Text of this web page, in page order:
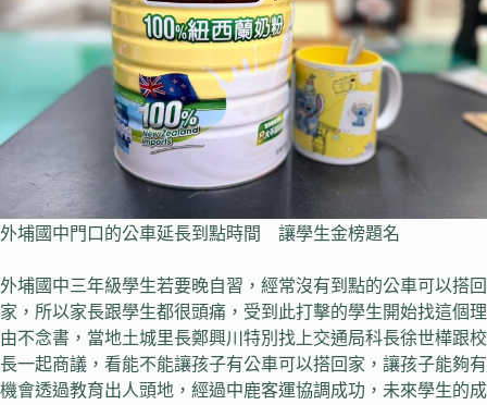
外埔國中門口的公車延長到點時間 讓學生金榜題名
外埔國中三年級學生若要晚自習，經常沒有到點的公車可以搭回
家，所以家長跟學生都很頭痛，受到此打擊的學生開始找這個理
由不念書，當地土城里長鄭興川特別找上交通局科長徐世樺跟校
長一起商議，看能不能讓孩子有公車可以搭回家，讓孩子能夠有
機會透過教育出人頭地，經過中鹿客運協調成功，未來學生的成